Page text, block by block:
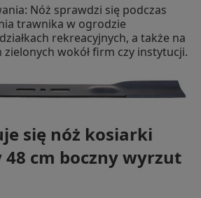
Nóż sprawdzi się podczas
trawnika w ogrodzie
rekreacyjnych, a także na
wokół firm czy instytucji.
się nóż kosiarki
cm boczny wyrzut